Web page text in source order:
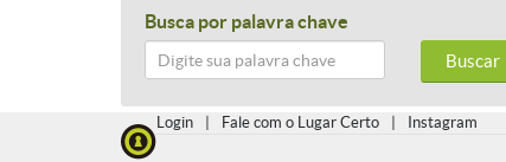
Busca por palavra chave
Buscar
Login Fale com o Lugar Certo Instagram